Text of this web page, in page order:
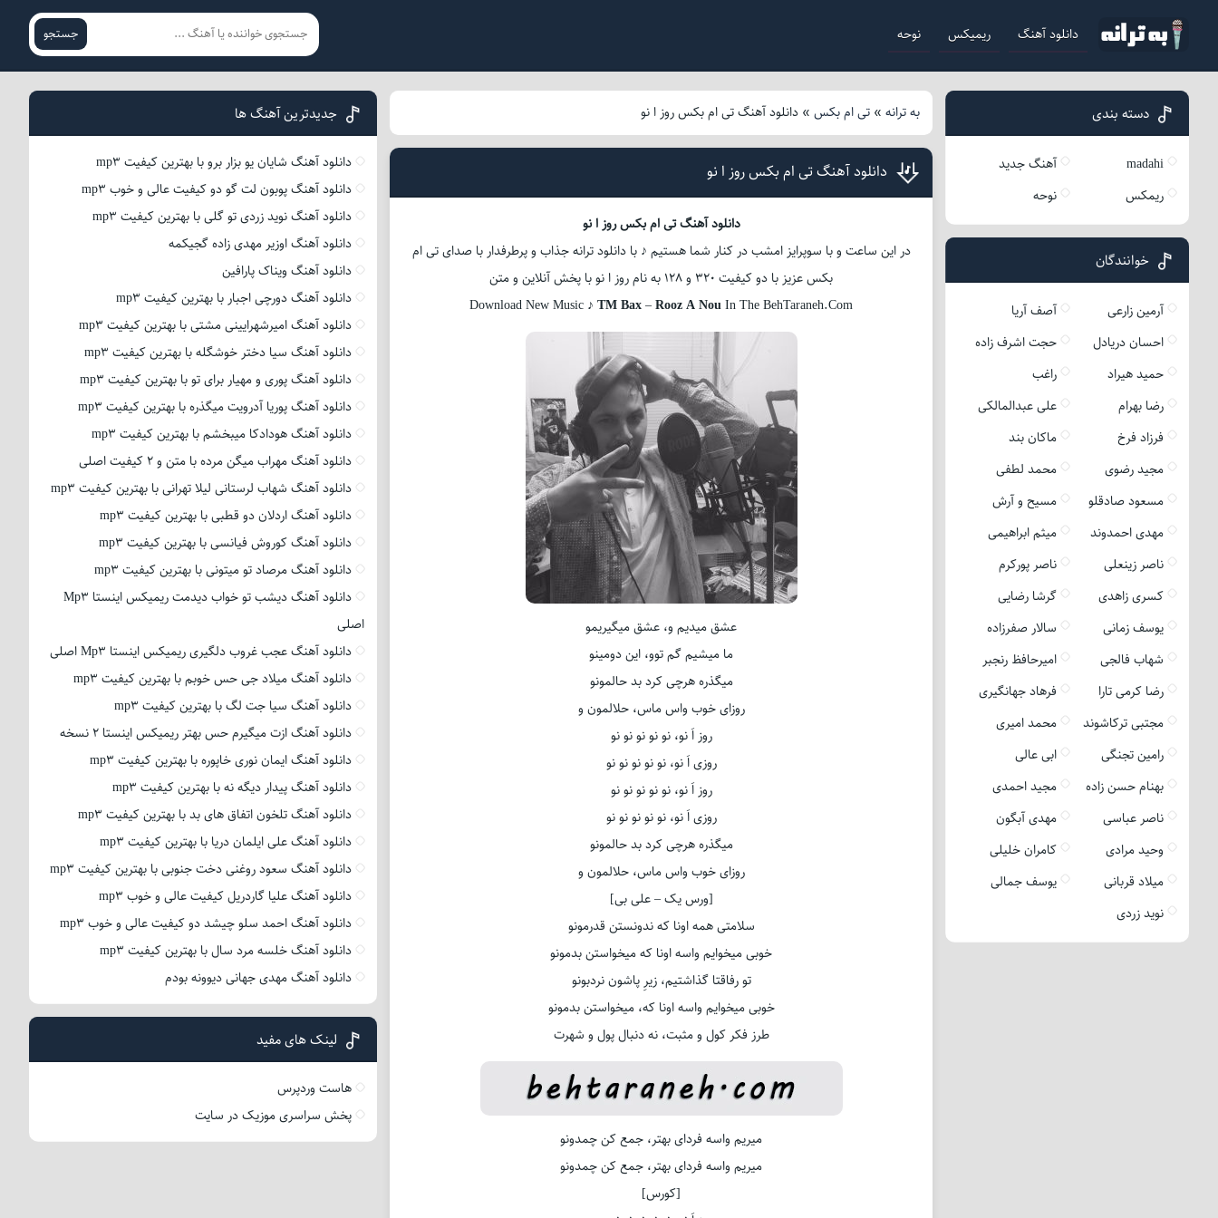
دانلود آهنگ ریمیکس نوحه جستجو
به ترانه» تی ام بکس» دانلود آهنگ تی ام بکس روز ا نو
دانلود آهنگ تی ام بکس روز ا نو
دانلود آهنگ تی ام بکس روز ا نو
در این ساعت و با سوپرایز امشب در کنار شما هستیم ♪ با دانلود ترانه جذاب و پرطرفدار با صدای تی ام
بکس عزیز با دو کیفیت 320 و 128 به نام روز ا نو با پخش آنلاین و متن
Download New Music ♪TM Bax–Rooz A NouIn The BehTaraneh.Com
عشق میدیم و، عشق میگیریمو
ما میشیم گم توو، این دومینو
میگذره هرچی کرد بد حالمونو
روزای خوب واس ماس، حلالمون و
روز اَ نو، نو نو نو نو نو
روزی اَ نو، نو نو نو نو نو
روز اَ نو، نو نو نو نو نو
روزی اَ نو، نو نو نو نو نو
میگذره هرچی کرد بد حالمونو
روزای خوب واس ماس، حلالمون و
[ورس یک – علی بی]
سلامتی همه اونا که ندونستن قدرمونو
خوبی میخوایم واسه اونا که میخواستن بدمونو
تو رفاقتا گذاشتیم، زیرِ پاشون نردبونو
خوبی میخوایم واسه اونا که، میخواستن بدمونو
طرز فکر کول و مثبت، نه دنبال پول و شهرت
میریم واسه فردای بهتر، جمع کن چمدونو
میریم واسه فردای بهتر، جمع کن چمدونو
[کورس]
دسته بندی
madahi
آهنگ جدید
ریمکس
نوحه
خوانندگان
آرمین زارعی
آصف آریا
احسان دریادل
حجت اشرف زاده
حمید هیراد
راغب
رضا بهرام
علی عبدالمالکی
فرزاد فرخ
ماکان بند
مجید رضوی
محمد لطفی
مسعود صادقلو
مسیح و آرش
مهدی احمدوند
میثم ابراهیمی
ناصر زینعلی
ناصر پورکرم
کسری زاهدی
گرشا رضایی
یوسف زمانی
سالار صفرزاده
شهاب فالجی
امیرحافظ رنجبر
رضا کرمی تارا
فرهاد جهانگیری
مجتبی ترکاشوند
محمد امیری
رامین تجنگی
ابی عالی
بهنام حسن زاده
مجید احمدی
ناصر عباسی
مهدی آبگون
وحید مرادی
کامران خلیلی
میلاد قربانی
یوسف جمالی
نوید زردی
جدیدترین آهنگ ها
دانلود آهنگ شایان یو بزار برو با بهترین کیفیت mp3
دانلود آهنگ پوبون لت گو دو کیفیت عالی و خوب mp3
دانلود آهنگ نوید زردی تو گلی با بهترین کیفیت mp3
دانلود آهنگ اوزیر مهدی زاده گجیکمه
دانلود آهنگ ویناک پارافین
دانلود آهنگ دورچی اجبار با بهترین کیفیت mp3
دانلود آهنگ امیرشهرایینی مشتی با بهترین کیفیت mp3
دانلود آهنگ سیا دختر خوشگله با بهترین کیفیت mp3
دانلود آهنگ پوری و مهیار برای تو با بهترین کیفیت mp3
دانلود آهنگ پوریا آدرویت میگذره با بهترین کیفیت mp3
دانلود آهنگ هودادکا میبخشم با بهترین کیفیت mp3
دانلود آهنگ مهراب میگن مرده با متن و 2 کیفیت اصلی
دانلود آهنگ شهاب لرستانی لیلا تهرانی با بهترین کیفیت mp3
دانلود آهنگ اردلان دو قطبی با بهترین کیفیت mp3
دانلود آهنگ کوروش فیانسی با بهترین کیفیت mp3
دانلود آهنگ مرصاد تو میتونی با بهترین کیفیت mp3
دانلود آهنگ دیشب تو خواب دیدمت ریمیکس اینستا Mp3
اصلی
دانلود آهنگ عجب غروب دلگیری ریمیکس اینستا Mp3 اصلی
دانلود آهنگ میلاد جی حس خوبم با بهترین کیفیت mp3
دانلود آهنگ سیا جت لگ با بهترین کیفیت mp3
دانلود آهنگ ازت میگیرم حس بهتر ریمیکس اینستا 2 نسخه
دانلود آهنگ ایمان نوری خاپوره با بهترین کیفیت mp3
دانلود آهنگ پیدار دیگه نه با بهترین کیفیت mp3
دانلود آهنگ تلخون اتفاق های بد با بهترین کیفیت mp3
دانلود آهنگ علی ایلمان دریا با بهترین کیفیت mp3
دانلود آهنگ سعود روغنی دخت جنوبی با بهترین کیفیت mp3
دانلود آهنگ علیا گاردریل کیفیت عالی و خوب mp3
دانلود آهنگ احمد سلو چیشد دو کیفیت عالی و خوب mp3
دانلود آهنگ خلسه مرد سال با بهترین کیفیت mp3
دانلود آهنگ مهدی جهانی دیوونه بودم
لینک های مفید
هاست وردپرس
پخش سراسری موزیک در سایت